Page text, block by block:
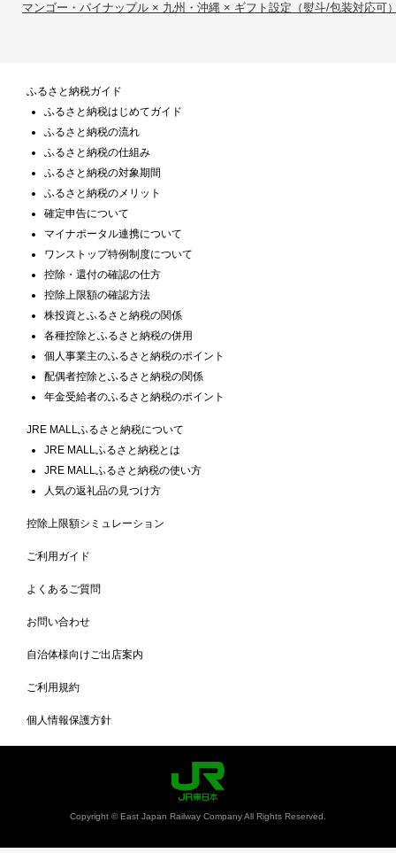
マンゴー・パイナップル × 九州・沖縄 × ギフト設定（熨斗/包装対応可
ふるさと納税ガイド
ふるさと納税はじめてガイド
ふるさと納税の流れ
ふるさと納税の仕組み
ふるさと納税の対象期間
ふるさと納税のメリット
確定申告について
マイナポータル連携について
ワンストップ特例制度について
控除・還付の確認の仕方
控除上限額の確認方法
株投資とふるさと納税の関係
各種控除とふるさと納税の併用
個人事業主のふるさと納税のポイント
配偶者控除とふるさと納税の関係
年金受給者のふるさと納税のポイント
JRE MALLふるさと納税について
JRE MALLふるさと納税とは
JRE MALLふるさと納税の使い方
人気の返礼品の見つけ方
控除上限額シミュレーション
ご利用ガイド
よくあるご質問
お問い合わせ
自治体様向けご出店案内
ご利用規約
個人情報保護方針
Copyright © East Japan Railway Company All Rights Reserved.